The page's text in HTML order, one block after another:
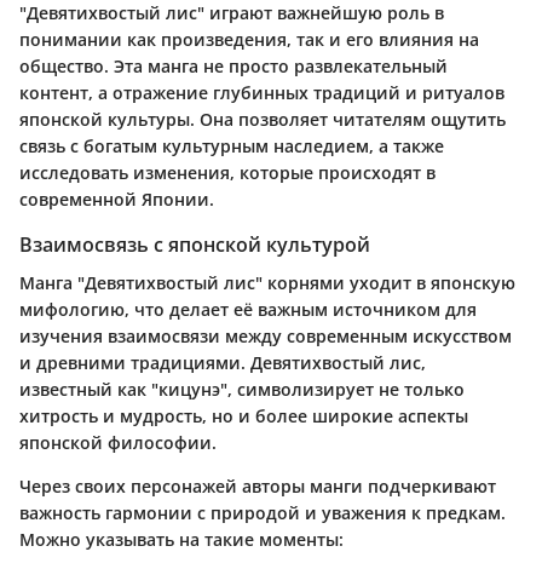
"Девятихвостый лис" играют важнейшую роль в
понимании как произведения, так и его влияния на
общество. Эта манга не просто развлекательный
контент, а отражение глубинных традиций и ритуалов
японской культуры. Она позволяет читателям ощутить
связь с богатым культурным наследием, а также
исследовать изменения, которые происходят в
современной Японии.
Взаимосвязь с японской культурой
Манга "Девятихвостый лис" корнями уходит в японскую
мифологию, что делает её важным источником для
изучения взаимосвязи между современным искусством
и древними традициями. Девятихвостый лис,
известный как "кицунэ", символизирует не только
хитрость и мудрость, но и более широкие аспекты
японской философии.
Через своих персонажей авторы манги подчеркивают
важность гармонии с природой и уважения к предкам.
Можно указывать на такие моменты: